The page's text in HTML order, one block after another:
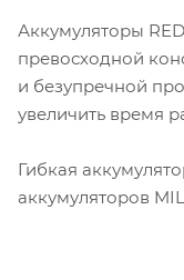
Аккумуляторы
превосходной
и безупречной
увеличить время
Гибкая
аккумуляторов